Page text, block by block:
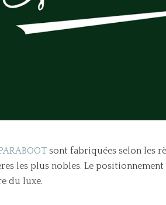
sont fabriquées selon les
les plus nobles. Le
du luxe.